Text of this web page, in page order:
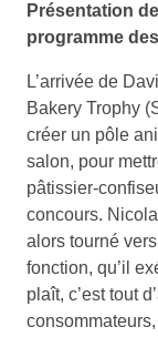
Présentation
programme
L’arrivée de
Bakery Trophy
créer un pôle
salon, pour
pâtissier-
concours.
alors tourné
fonction, qu’il
plaît, c’est tout